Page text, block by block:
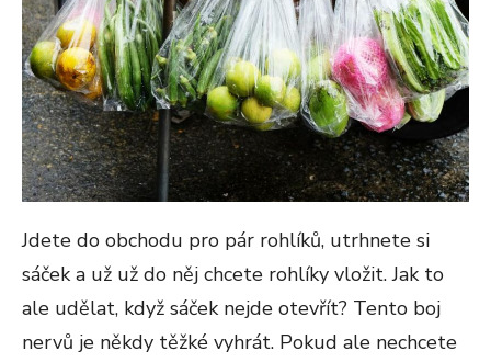
Jdete do obchodu pro pár rohlíků, utrhnete si
sáček a už už do něj chcete rohlíky vložit. Jak to
ale udělat, když sáček nejde otevřít? Tento boj
nervů je někdy těžké vyhrát. Pokud ale nechcete